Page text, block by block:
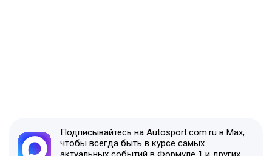
Подписывайтесь на Autosport.com.ru в Max,
чтобы всегда быть в курсе самых